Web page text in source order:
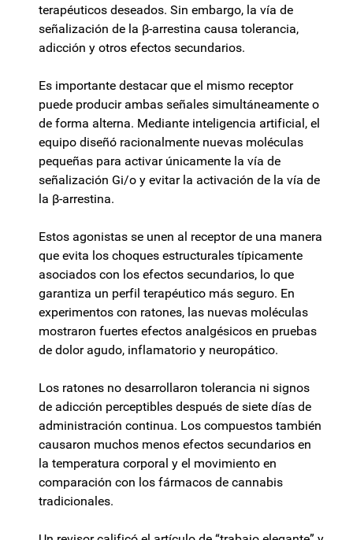
terapéuticos deseados. Sin embargo, la vía de
señalización de la β-arrestina causa tolerancia,
adicción y otros efectos secundarios.
Es importante destacar que el mismo receptor
puede producir ambas señales simultáneamente o
de forma alterna. Mediante inteligencia artificial, el
equipo diseñó racionalmente nuevas moléculas
pequeñas para activar únicamente la vía de
señalización Gi/o y evitar la activación de la vía de
la β-arrestina.
Estos agonistas se unen al receptor de una manera
que evita los choques estructurales típicamente
asociados con los efectos secundarios, lo que
garantiza un perfil terapéutico más seguro. En
experimentos con ratones, las nuevas moléculas
mostraron fuertes efectos analgésicos en pruebas
de dolor agudo, inflamatorio y neuropático.
Los ratones no desarrollaron tolerancia ni signos
de adicción perceptibles después de siete días de
administración continua. Los compuestos también
causaron muchos menos efectos secundarios en
la temperatura corporal y el movimiento en
comparación con los fármacos de cannabis
tradicionales.